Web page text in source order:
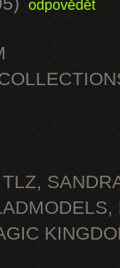
odpovědět